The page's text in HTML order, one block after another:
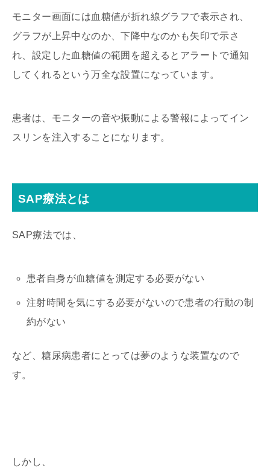
モニター画面には血糖値が折れ線グラフで表示され、
グラフが上昇中なのか、下降中なのかも矢印で示さ
れ、設定した血糖値の範囲を超えるとアラートで通知
してくれるという万全な設置になっています。
患者は、モニターの音や振動による警報によってイン
スリンを注入することになります。
SAP療法とは
SAP療法では、
患者自身が血糖値を測定する必要がない
注射時間を気にする必要がないので患者の行動の制
約がない
など、糖尿病患者にとっては夢のような装置なので
す。
しかし、